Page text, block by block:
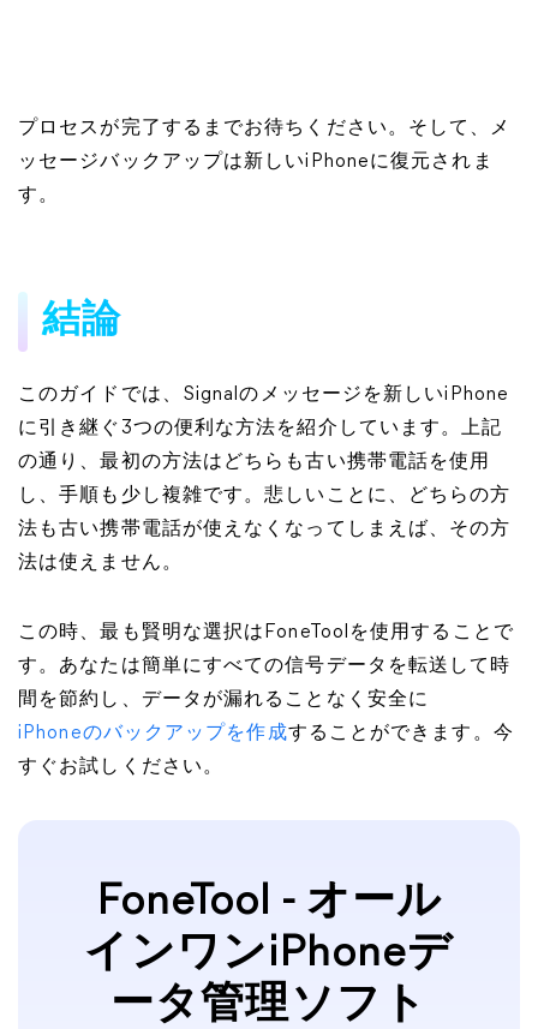
プロセスが完了するまでお待ちください。そして、メ
ッセージバックアップは新しいiPhoneに復元されま
す。
結論
このガイドでは、Signalのメッセージを新しいiPhone
に引き継ぐ3つの便利な方法を紹介しています。上記
の通り、最初の方法はどちらも古い携帯電話を使用
し、手順も少し複雑です。悲しいことに、どちらの方
法も古い携帯電話が使えなくなってしまえば、その方
法は使えません。
この時、最も賢明な選択はFoneToolを使用することで
す。あなたは簡単にすべての信号データを転送して時
間を節約し、データが漏れることなく安全に
iPhoneのバックアップを作成することができます。今
すぐお試しください。
FoneTool - オール
インワンiPhoneデ
ータ管理ソフト